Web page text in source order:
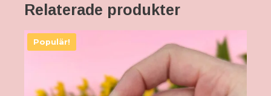
Relaterade produkter